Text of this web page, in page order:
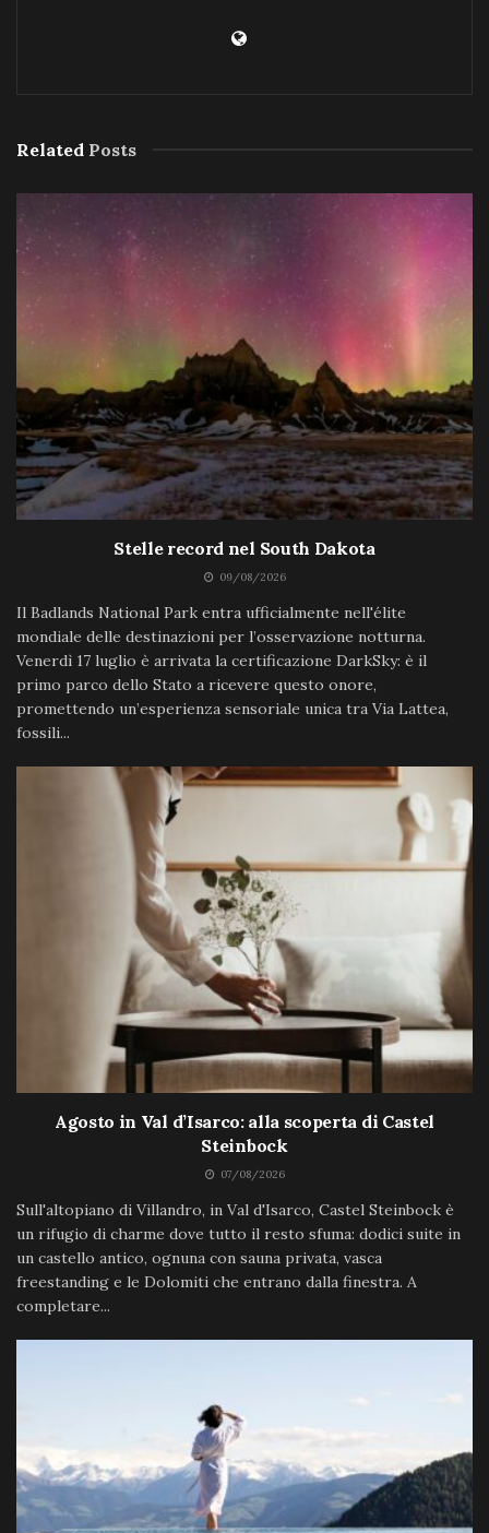
Related Posts
Stelle record nel South Dakota
09/08/2026
Il Badlands National Park entra ufficialmente nell'élite
mondiale delle destinazioni per l’osservazione notturna.
Venerdì 17 luglio è arrivata la certificazione DarkSky: è il
primo parco dello Stato a ricevere questo onore,
promettendo un’esperienza sensoriale unica tra Via Lattea,
fossili...
Agosto in Val d’Isarco: alla scoperta di Castel
Steinbock
07/08/2026
Sull'altopiano di Villandro, in Val d'Isarco, Castel Steinbock è
un rifugio di charme dove tutto il resto sfuma: dodici suite in
un castello antico, ognuna con sauna privata, vasca
freestanding e le Dolomiti che entrano dalla finestra. A
completare...